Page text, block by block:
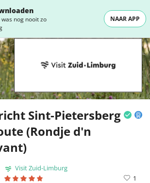
was nog nooit zo
NAAR APP
Sint-Pietersberg
(Rondje d'n
Visit Zuid-Limburg
1